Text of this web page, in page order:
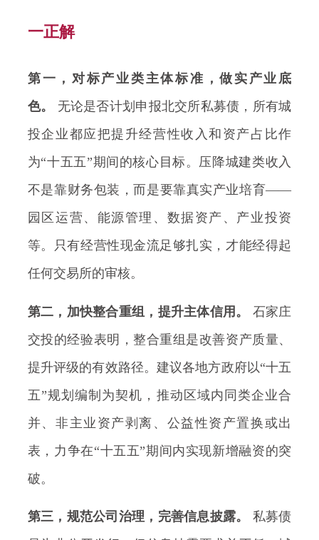
一正解
第一，对标产业类主体标准，做实产业底
色。
无论是否计划申报北交所私募债，所有城
投企业都应把提升经营性收入和资产占比作
为“十五五”期间的核心目标。压降城建类收入
不是靠财务包装，而是要靠真实产业培育——
园区运营、能源管理、数据资产、产业投资
等。只有经营性现金流足够扎实，才能经得起
任何交易所的审核。
第二，加快整合重组，提升主体信用。
石家庄
交投的经验表明，整合重组是改善资产质量、
提升评级的有效路径。建议各地方政府以“十五
五”规划编制为契机，推动区域内同类企业合
并、非主业资产剥离、公益性资产置换或出
表，力争在“十五五”期间内实现新增融资的突
破。
第三，规范公司治理，完善信息披露。 私募债